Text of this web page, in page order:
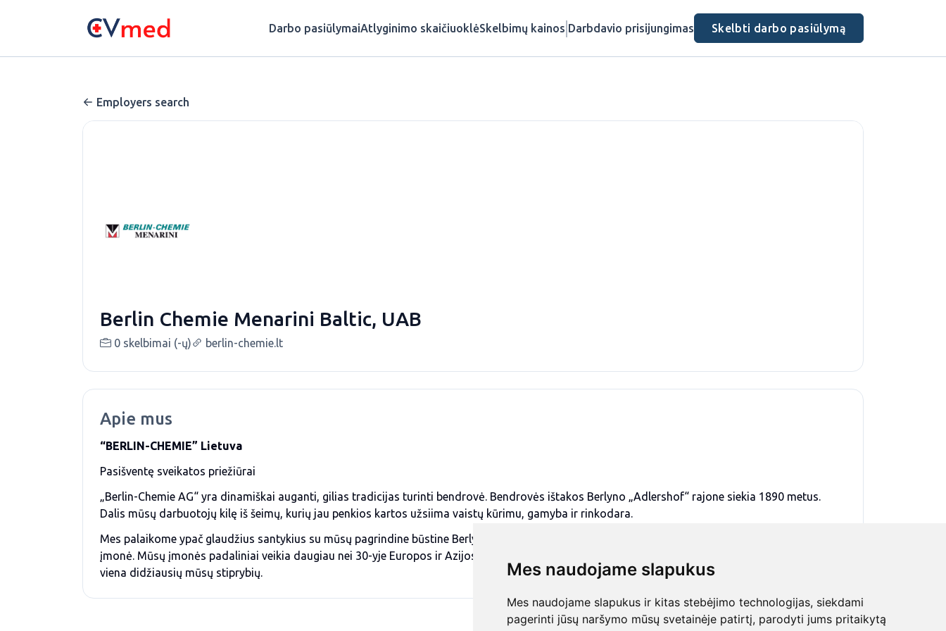
Mes naudojame slapukus
Mes naudojame slapukus ir kitas stebėjimo technologijas, siekdami
pagerinti jūsų naršymo mūsų svetainėje patirtį, parodyti jums pritaikytą
Darbo pasiūlymaiAtlyginimo skaičiuoklėSkelbimų kainos Darbdavio prisijungimas Skelbti darbo pasiūlymą
Employers search
Berlin Chemie Menarini Baltic, UAB
0 skelbimai (-ų) berlin-chemie.lt
Apie mus
“BERLIN-CHEMIE” Lietuva
Pasišventę sveikatos priežiūrai
„Berlin-Chemie AG“ yra dinamiškai auganti, gilias tradicijas turinti bendrovė. Bendrovės ištakos Berlyno „Adlershof“ rajone siekia 1890 metus.
Dalis mūsų darbuotojų kilę iš šeimų, kurių jau penkios kartos užsiima vaistų kūrimu, gamyba ir rinkodara.
Mes palaikome ypač glaudžius santykius su mūsų pagrindine būstine Berlyne, kuriai esame nuoširdžiai atsidavę. Taip pat esame kosmopolitiška
įmonė. Mūsų įmonės padaliniai veikia daugiau nei 30-yje Europos ir Azijos šalių. Iš viso pas mus dirba virš 70-ies tautybių žmonės. Ši įvairovė – tai
viena didžiausių mūsų stiprybių.